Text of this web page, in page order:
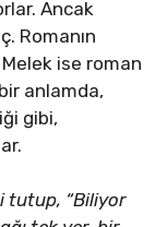
Ancak
Romanın
Melek ise roman
anlamda,
gibi,
tutup, “Biliyor